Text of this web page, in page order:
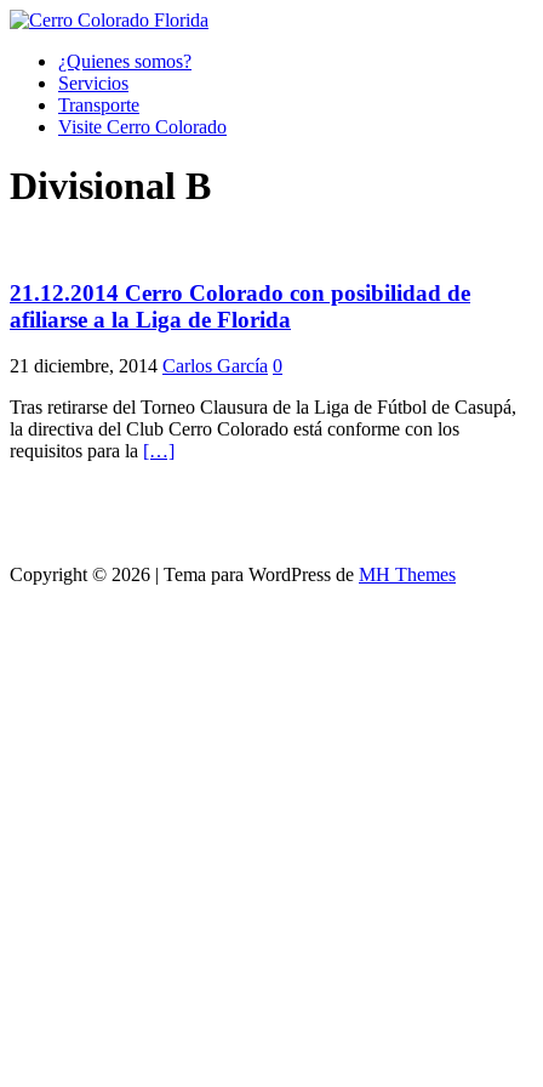
¿Quienes somos?
Servicios
Transporte
Visite Cerro Colorado
Divisional B
21.12.2014 Cerro Colorado con posibilidad de
afiliarse a la Liga de Florida
21 diciembre, 2014 Carlos García 0
Tras retirarse del Torneo Clausura de la Liga de Fútbol de Casupá,
la directiva del Club Cerro Colorado está conforme con los
requisitos para la […]
Copyright © 2026 | Tema para WordPress de MH Themes